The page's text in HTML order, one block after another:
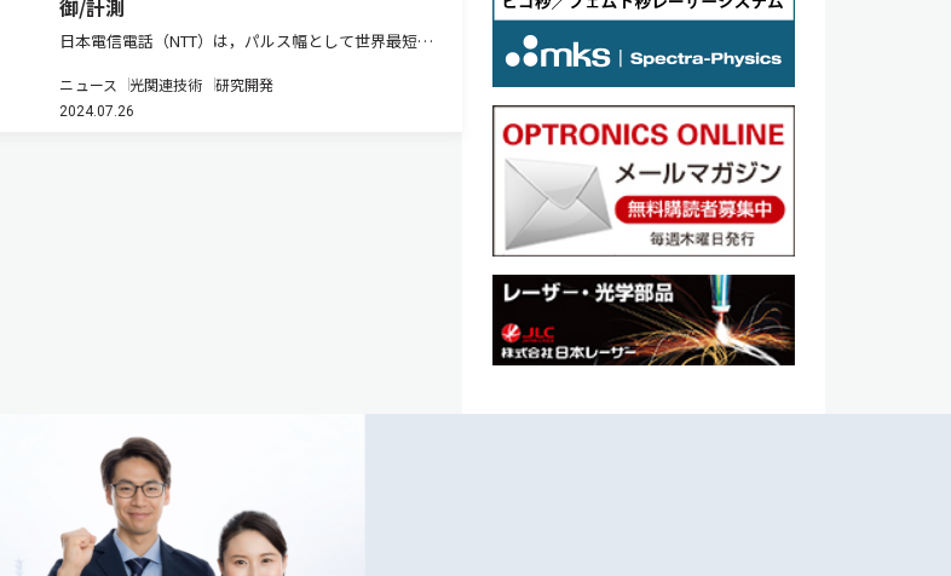
御/計測
日本電信電話（NTT）は，パルス幅として世界最短
的に発生・伝搬制御することに成功した（ニュースリ
リース）。 テラヘルツ（THz）波を使った高速な無線
ニュース 光関連技術 研究開発
2024.07.26